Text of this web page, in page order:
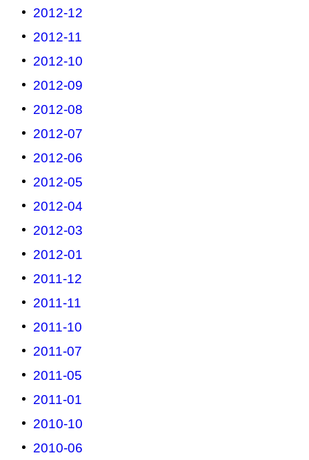
2012-12
2012-11
2012-10
2012-09
2012-08
2012-07
2012-06
2012-05
2012-04
2012-03
2012-01
2011-12
2011-11
2011-10
2011-07
2011-05
2011-01
2010-10
2010-06